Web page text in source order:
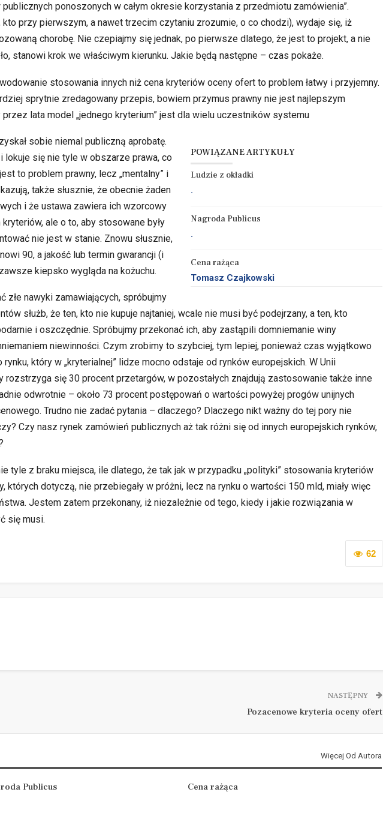
ponoszonych w całym okresie korzystania z przedmiotu zamówienia”.
przy pierwszym, a nawet trzecim czytaniu zrozumie, o co chodzi), wydaje się, iż
chorobę. Nie czepiajmy się jednak, po pierwsze dlatego, że jest to projekt, a nie
stanowi krok we właściwym kierunku. Jakie będą następne – czas pokaże.
stosowania innych niż cena kryteriów oceny ofert to problem łatwy i przyjemny.
sprytnie zredagowany przepis, bowiem przymus prawny nie jest najlepszym
lata model „jednego kryterium” jest dla wielu uczestników systemu
POWIĄZANE ARTYKUŁY
Ludzie z okładki
.
Nagroda Publicus
.
Cena rażąca
Tomasz Czajkowski
sobie niemal publiczną aprobatę.
lokuje się nie tyle w obszarze prawa, co
to problem prawny, lecz „mentalny” i
także słusznie, że obecnie żaden
i że ustawa zawiera ich wzorcowy
ale o to, aby stosowane były
nie jest w stanie. Znowu słusznie,
90, a jakość lub termin gwarancji (i
kiepsko wygląda na kożuchu.
złe nawyki zamawiających, spróbujmy
służb, że ten, kto nie kupuje najtaniej, wcale nie musi być podejrzany, a ten, kto
i oszczędnie. Spróbujmy przekonać ich, aby zastąpili domniemanie winy
niewinności. Czym zrobimy to szybciej, tym lepiej, ponieważ czas wyjątkowo
który w „kryterialnej” lidze mocno odstaje od rynków europejskich. W Unii
się 30 procent przetargów, w pozostałych znajdują zastosowanie także inne
odwrotnie – około 73 procent postępowań o wartości powyżej progów unijnych
Trudno nie zadać pytania – dlaczego? Dlaczego nikt ważny do tej pory nie
Czy nasz rynek zamówień publicznych aż tak różni się od innych europejskich rynków,
tyle z braku miejsca, ile dlatego, że tak jak w przypadku „polityki” stosowania kryteriów
dotyczą, nie przebiegały w próżni, lecz na rynku o wartości 150 mld, miały więc
Jestem zatem przekonany, iż niezależnie od tego, kiedy i jakie rozwiązania w
się musi.
62
NASTĘPNY
Pozacenowe kryteria oceny ofert
Więcej Od Autora
Publicus Cena rażąca